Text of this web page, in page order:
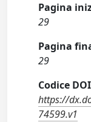
Pagina
29
Pagina
29
Codice DOI
https://
74599.v1